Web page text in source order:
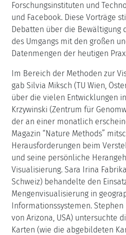
Forschungsinstituten und
und Facebook. Diese Vorträge
Debatten über die Bewältigung
des Umgangs mit den großen
Datenmengen der heutigen
Im Bereich der Methoden zur
gab Silvia Miksch (TU Wien,
über die vielen Entwicklungen
Krzywinski (Zentrum für
der an einer monatlich
Magazin “Nature Methods”
Herausforderungen beim
und seine persönliche
Visualisierung. Sara Irina
Schweiz) behandelte den
Mengenvisualisierung in
Informationssystemen.
von Arizona, USA) untersuchte
Karten (wie die abgebildeten